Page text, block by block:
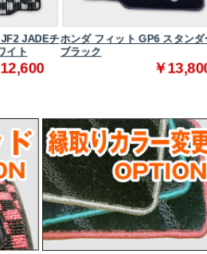
JADEチホンダ フィット GP6 スタンダード
ブラック
￥13,800